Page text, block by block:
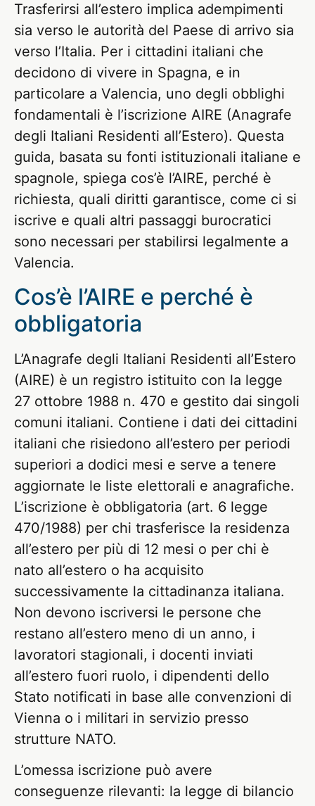
Trasferirsi all’estero implica adempimenti
sia verso le autorità del Paese di arrivo sia
verso l’Italia. Per i cittadini italiani che
decidono di vivere in Spagna, e in
particolare a Valencia, uno degli obblighi
fondamentali è l’iscrizione AIRE (Anagrafe
degli Italiani Residenti all’Estero). Questa
guida, basata su fonti istituzionali italiane e
spagnole, spiega cos’è l’AIRE, perché è
richiesta, quali diritti garantisce, come ci si
iscrive e quali altri passaggi burocratici
sono necessari per stabilirsi legalmente a
Valencia.
Cos’è l’AIRE e perché è
obbligatoria
L’Anagrafe degli Italiani Residenti all’Estero
(AIRE) è un registro istituito con la legge
27 ottobre 1988 n. 470 e gestito dai singoli
comuni italiani. Contiene i dati dei cittadini
italiani che risiedono all’estero per periodi
superiori a dodici mesi e serve a tenere
aggiornate le liste elettorali e anagrafiche.
L’iscrizione è obbligatoria (art. 6 legge
470/1988) per chi trasferisce la residenza
all’estero per più di 12 mesi o per chi è
nato all’estero o ha acquisito
successivamente la cittadinanza italiana.
Non devono iscriversi le persone che
restano all’estero meno di un anno, i
lavoratori stagionali, i docenti inviati
all’estero fuori ruolo, i dipendenti dello
Stato notificati in base alle convenzioni di
Vienna o i militari in servizio presso
strutture NATO.
L’omessa iscrizione può avere
conseguenze rilevanti: la legge di bilancio